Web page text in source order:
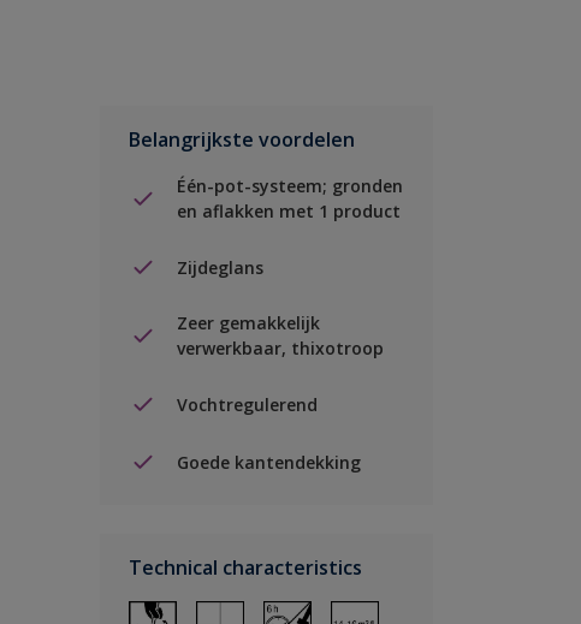
Belangrijkste voordelen
Één-pot-systeem; gronden
en aflakken met 1 product
Zijdeglans
Zeer gemakkelijk
verwerkbaar, thixotroop
Vochtregulerend
Goede kantendekking
Technical characteristics